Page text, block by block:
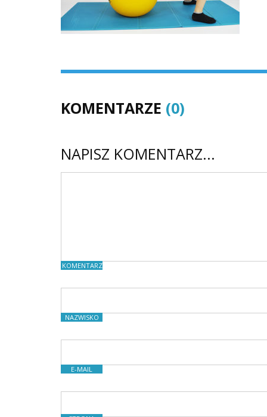
KOMENTARZE (0)
NAPISZ KOMENTARZ...
KOMENTARZE
NAZWISKO
E-MAIL